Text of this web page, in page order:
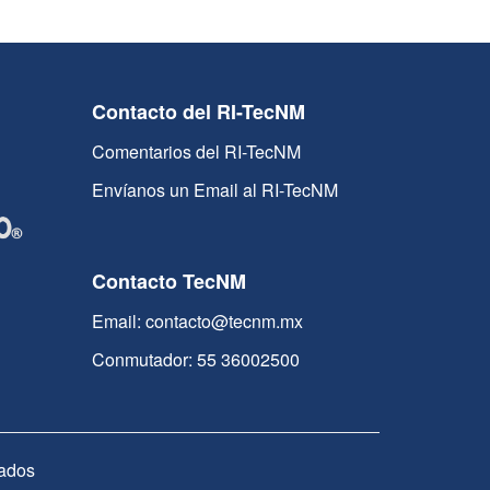
Contacto del RI-TecNM
Comentarios del RI-TecNM
Envíanos un Email al RI-TecNM
Contacto TecNM
Email: contacto@tecnm.mx
Conmutador: 55 36002500